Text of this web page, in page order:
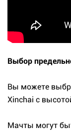
Выбор
Вы можете
Xinchai с
Мачты могут